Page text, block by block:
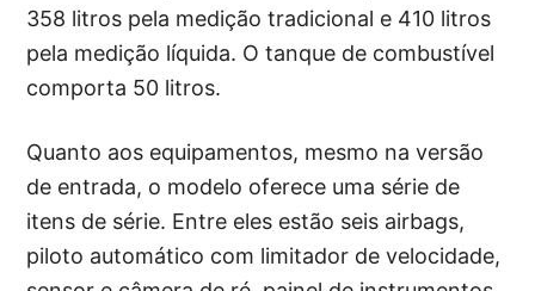
358 litros pela medição tradicional e 410 litros
pela medição líquida. O tanque de combustível
comporta 50 litros.
Quanto aos equipamentos, mesmo na versão
de entrada, o modelo oferece uma série de
itens de série. Entre eles estão seis airbags,
piloto automático com limitador de velocidade,